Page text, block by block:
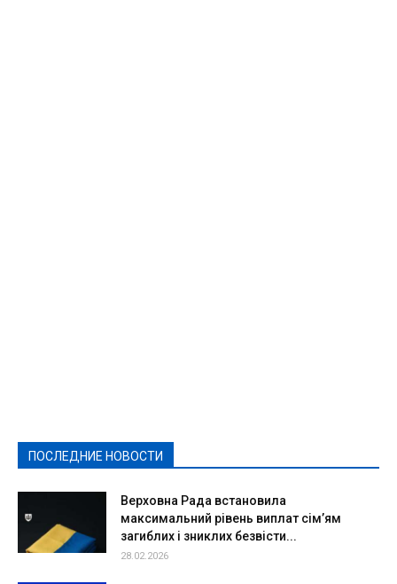
ПОСЛЕДНИЕ НОВОСТИ
Верховна Рада встановила
максимальний рівень виплат сім’ям
загиблих і зниклих безвісти...
28.02.2026